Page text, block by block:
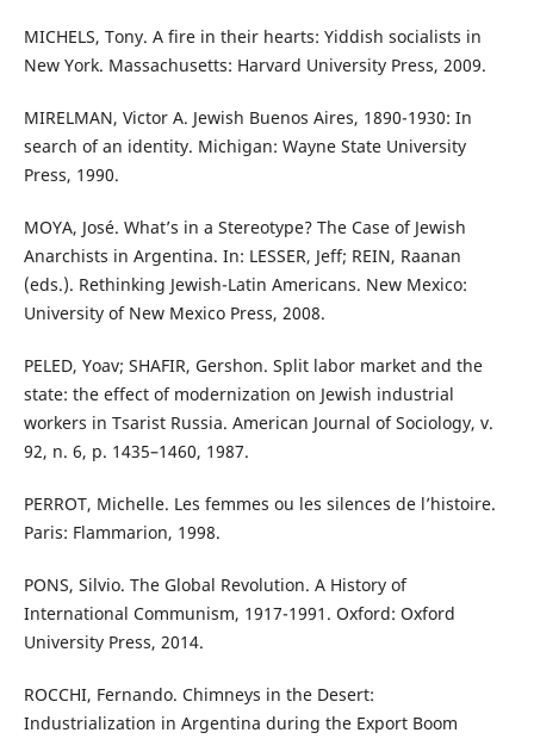
MICHELS, Tony. A fire in their hearts: Yiddish socialists in
New York. Massachusetts: Harvard University Press, 2009.
MIRELMAN, Victor A. Jewish Buenos Aires, 1890-1930: In
search of an identity. Michigan: Wayne State University
Press, 1990.
MOYA, José. What’s in a Stereotype? The Case of Jewish
Anarchists in Argentina. In: LESSER, Jeff; REIN, Raanan
(eds.). Rethinking Jewish-Latin Americans. New Mexico:
University of New Mexico Press, 2008.
PELED, Yoav; SHAFIR, Gershon. Split labor market and the
state: the effect of modernization on Jewish industrial
workers in Tsarist Russia. American Journal of Sociology, v.
92, n. 6, p. 1435–1460, 1987.
PERROT, Michelle. Les femmes ou les silences de l’histoire.
Paris: Flammarion, 1998.
PONS, Silvio. The Global Revolution. A History of
International Communism, 1917-1991. Oxford: Oxford
University Press, 2014.
ROCCHI, Fernando. Chimneys in the Desert:
Industrialization in Argentina during the Export Boom